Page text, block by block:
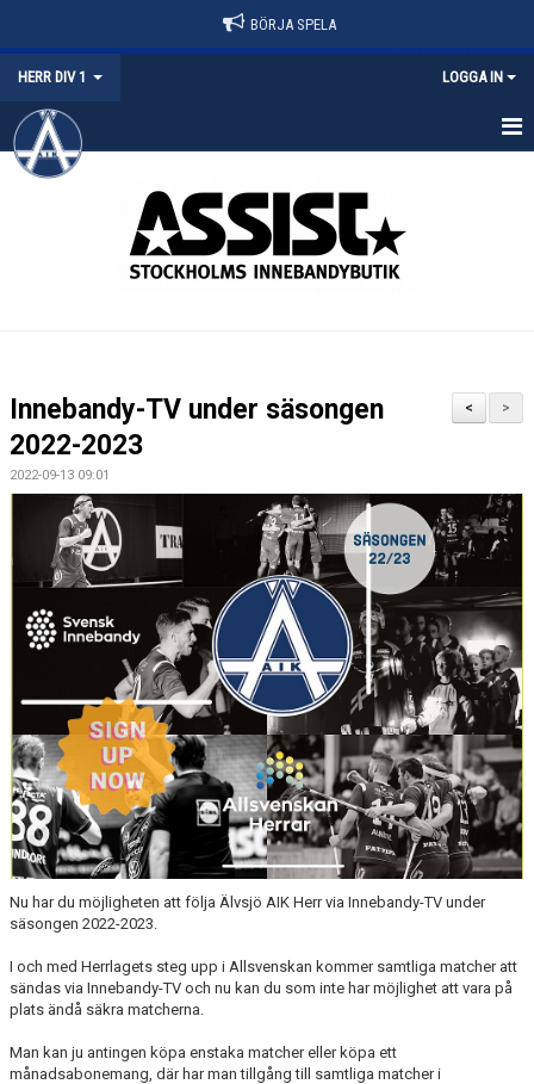
BÖRJA SPELA
HERR DIV 1 LOGGA IN
HEM
DOKUMENT
KONTAKT
BILJETTER
SOCIALA MEDIER
>
<
Innebandy-TV under säsongen
2022-2023
2022-09-13 09:01
Nu har du möjligheten att följa Älvsjö AIK Herr via Innebandy-TV under
säsongen 2022-2023.
I och med Herrlagets steg upp i Allsvenskan kommer samtliga matcher att
sändas via Innebandy-TV och nu kan du som inte har möjlighet att vara på
plats ändå säkra matcherna.
Man kan ju antingen köpa enstaka matcher eller köpa ett
månadsabonemang, där har man tillgång till samtliga matcher i